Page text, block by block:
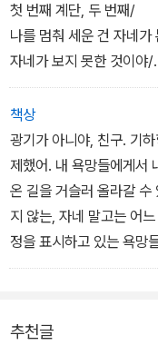
(돌아서 무대 장막을 향해
멈춘다. 다시 뒤를 돌아
한 곳을 가고 맡지 못한 향
룰 수 없는 욕망을 길들이
을 채운다. ˝난 불행을 무
어냈지˝라는 대사에서 알
생을 포기하고, 실현될 수
다. 그렇게 노베첸토는
을 살기로 한다.
첫 번째 계단, 두 번째/
나를 멈춰 세운 건 자네가
자네가 보지 못한 것이야/
이보게, 무슨 뜻인지 알
난 그걸 찾았지만 없었고 그
다 있었어/
모든게 다/
하지만 끝은 없었지. 당신
야. 세상의 끝/
책상
광기가 아니야, 친구. 기
제했어. 내 욕망들에게서
온 길을 거슬러 올라갈 수
지 않는, 자네 말고는 어
정을 표시하고 있는 욕망
/
추천글